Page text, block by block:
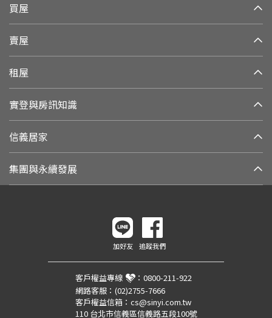
買屋
賣屋
租屋
實登與房訊知識
信義居家
集團與永續發展
加好友 追蹤我們
客戶權益專線 ： 0800-211-922
網路客服： (02)2755-7666
客戶權益信箱： cs@sinyi.com.tw
110 台北市信義區信義路五段100號